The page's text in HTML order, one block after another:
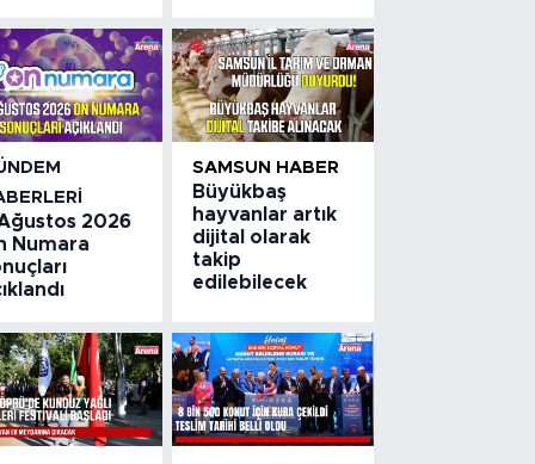
2026
Numara
SAMSUN HABER
Büyükbaş
hayvanlar artık
dijital olarak
takip
edilebilecek